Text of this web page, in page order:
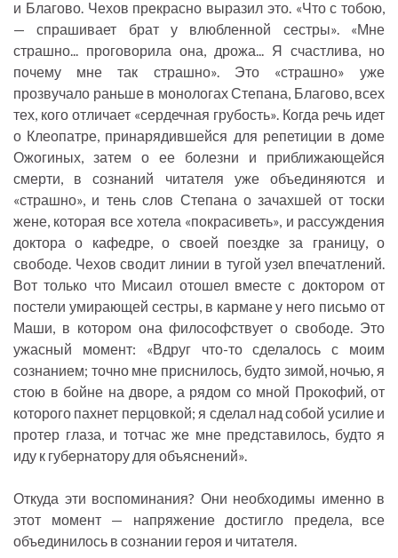
и Благово. Чехов прекрасно выразил это. «Что с тобою,
— спрашивает брат у влюбленной сестры». «Мне
страшно... проговорила она, дрожа... Я счастлива, но
почему мне так страшно». Это «страшно» уже
прозвучало раньше в монологах Степана, Благово, всех
тех, кого отличает «сердечная грубость». Когда речь идет
о Клеопатре, принарядившейся для репетиции в доме
Ожогиных, затем о ее болезни и приближающейся
смерти, в сознаний читателя уже объединяются и
«страшно», и тень слов Степана о зачахшей от тоски
жене, которая все хотела «покрасиветь», и рассуждения
доктора о кафедре, о своей поездке за границу, о
свободе. Чехов сводит линии в тугой узел впечатлений.
Вот только что Мисаил отошел вместе с доктором от
постели умирающей сестры, в кармане у него письмо от
Маши, в котором она философствует о свободе. Это
ужасный момент: «Вдруг что-то сделалось с моим
сознанием; точно мне приснилось, будто зимой, ночью, я
стою в бойне на дворе, а рядом со мной Прокофий, от
которого пахнет перцовкой; я сделал над собой усилие и
протер глаза, и тотчас же мне представилось, будто я
иду к губернатору для объяснений».
Откуда эти воспоминания? Они необходимы именно в
этот момент — напряжение достигло предела, все
объединилось в сознании героя и читателя.